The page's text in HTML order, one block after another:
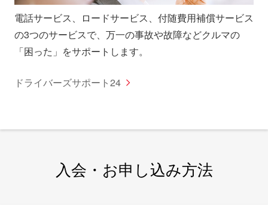
電話サービス、ロードサービス、付随費用補償サービス
の3つのサービスで、万一の事故や故障などクルマの
「困った」をサポートします。
ドライバーズサポート24
入会・お申し込み方法